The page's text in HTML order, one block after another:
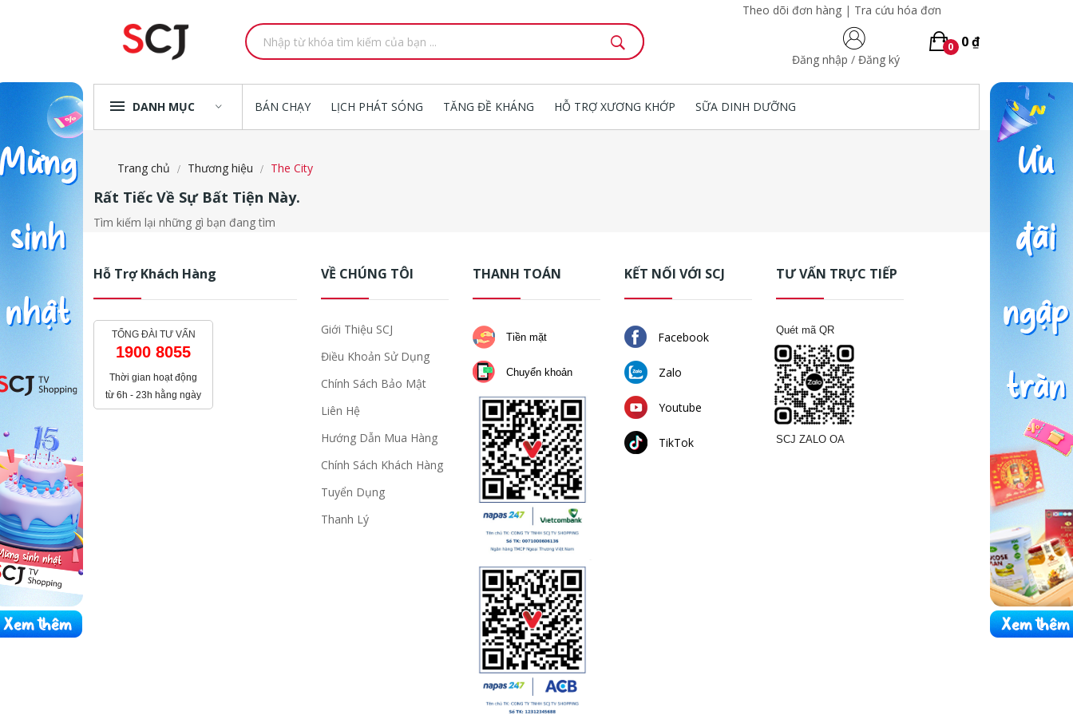
Theo dõi đơn hàng | Tra cứu hóa đơn
0 0 ₫
Đăng nhập /Đăng ký
DANH MỤC BÁN CHẠY LỊCH PHÁT SÓNG TĂNG ĐỀ KHÁNG HỖ TRỢ XƯƠNG KHỚP SỮA DINH DƯỠNG
Trang chủ Thương hiệu The City
Rất Tiếc Về Sự Bất Tiện Này.
Tìm kiếm lại những gì bạn đang tìm
Hỗ Trợ Khách Hàng
TỔNG ĐÀI TƯ VẤN
1900 8055
Thời gian hoạt động
từ 6h - 23h hằng ngày
VỀ CHÚNG TÔI
Giới Thiệu SCJ
Điều Khoản Sử Dụng
Chính Sách Bảo Mật
Liên Hệ
Hướng Dẫn Mua Hàng
Chính Sách Khách Hàng
Tuyển Dụng
Thanh Lý
THANH TOÁN
Tiền mặt
Chuyển khoản
KẾT NỐI VỚI SCJ
Facebook
Zalo
Youtube
TikTok
TƯ VẤN TRỰC TIẾP
Quét mã QR
SCJ ZALO OA